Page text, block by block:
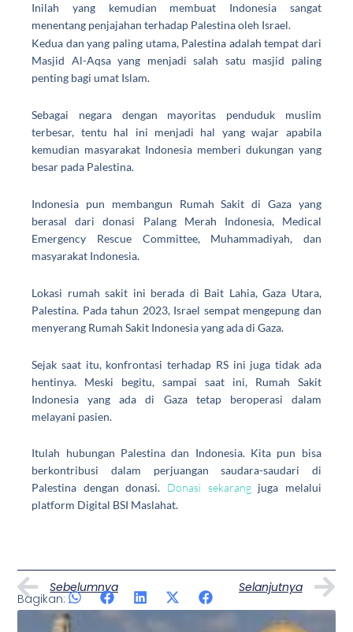
Inilah yang kemudian membuat Indonesia sangat
menentang penjajahan terhadap Palestina oleh Israel.
Kedua dan yang paling utama, Palestina adalah tempat dari
Masjid Al-Aqsa yang menjadi salah satu masjid paling
penting bagi umat Islam.
Sebagai negara dengan mayoritas penduduk muslim
terbesar, tentu hal ini menjadi hal yang wajar apabila
kemudian masyarakat Indonesia memberi dukungan yang
besar pada Palestina.
Indonesia pun membangun Rumah Sakit di Gaza yang
berasal dari donasi Palang Merah Indonesia, Medical
Emergency Rescue Committee, Muhammadiyah, dan
masyarakat Indonesia.
Lokasi rumah sakit ini berada di Bait Lahia, Gaza Utara,
Palestina. Pada tahun 2023, Israel sempat mengepung dan
menyerang Rumah Sakit Indonesia yang ada di Gaza.
Sejak saat itu, konfrontasi terhadap RS ini juga tidak ada
hentinya. Meski begitu, sampai saat ini, Rumah Sakit
Indonesia yang ada di Gaza tetap beroperasi dalam
melayani pasien.
Itulah hubungan Palestina dan Indonesia. Kita pun bisa
berkontribusi dalam perjuangan saudara-saudari di
Palestina dengan donasi. Donasi sekarangjuga melalui
platform Digital BSI Maslahat.
Prev
Sebelumnya Selanjutnya
Bagikan:
Artikel Lainnya